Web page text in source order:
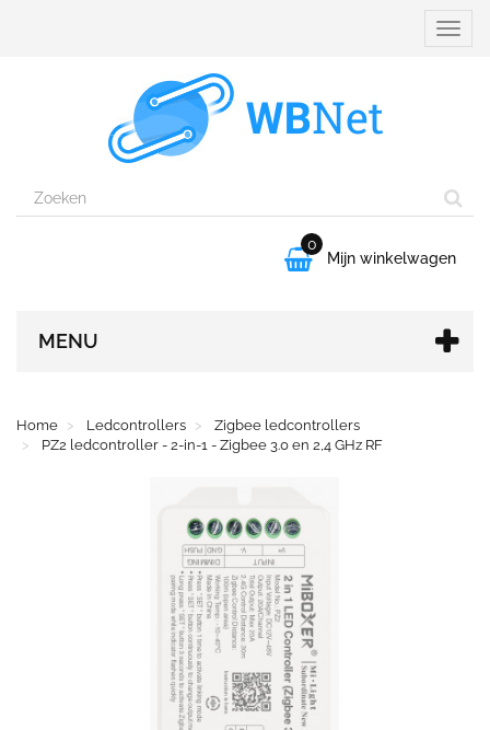

0
Mijn winkelwagen
MENU
Home Ledcontrollers
Zigbee ledcontrollers
PZ2 ledcontroller - 2-in-1 - Zigbee 3.0 en 2,4 GHz RF